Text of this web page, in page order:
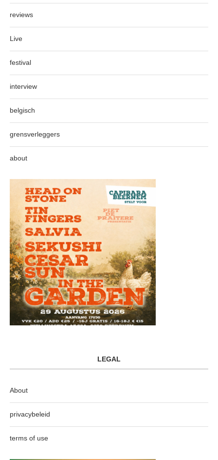
reviews
Live
festival
interview
belgisch
grensverleggers
about
LEGAL
About
privacybeleid
terms of use